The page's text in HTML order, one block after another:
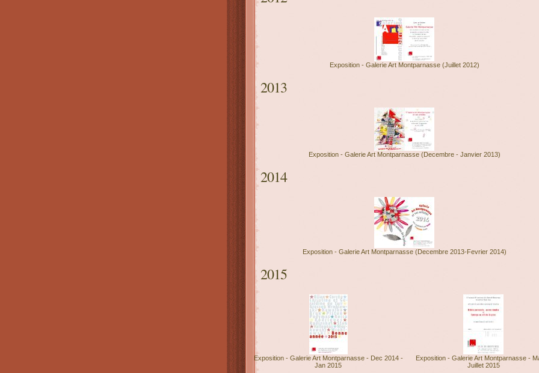
Exposition - Galerie Art Montparnasse (Juillet 2012)
2013
Exposition - Galerie Art Montparnasse (Decembre - Janvier 2013)
2014
Exposition - Galerie Art Montparnasse (Decembre 2013-Fevrier 2014)
2015
Exposition - Galerie Art Montparnasse - Dec 2014 -
Jan 2015
Exposition - Galerie Art Montparnasse -
Juillet 2015